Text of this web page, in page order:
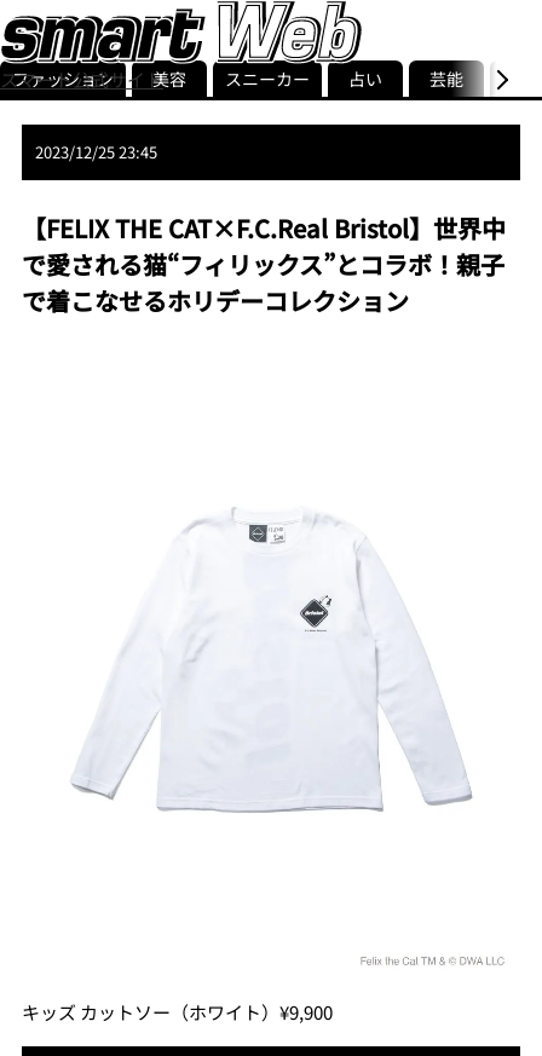
スマート公式サイト
smart最新号
記事一覧ランキング
ストリ
ファッション 美容 スニーカー 占い 芸能 グル
2023/12/25 23:45
【FELIX THE CAT×F.C.Real Bristol】世界中
で愛される猫“フィリックス”とコラボ！親子
で着こなせるホリデーコレクション
キッズ カットソー（ホワイト）¥9,900